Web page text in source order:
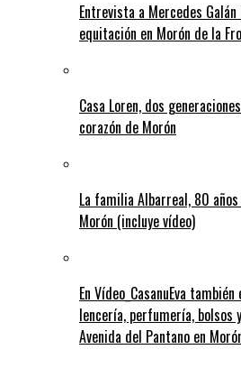
Entrevista a Mercedes
equitación en Morón de la
Casa Loren, dos
corazón de Morón
La familia Albarreal, 80
Morón (incluye vídeo)
En Vídeo_CasanuEva
lencería, perfumería, bolsos
Avenida del Pantano en